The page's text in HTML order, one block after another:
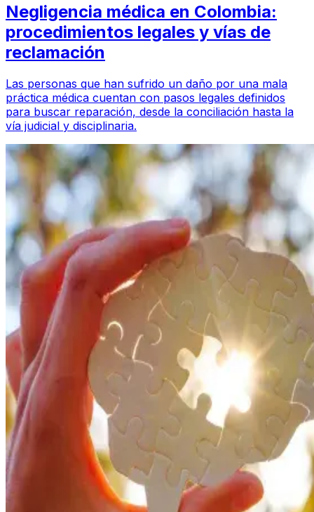
Negligencia médica en Colombia:
procedimientos legales y vías de
reclamación
Las personas que han sufrido un daño por una mala
práctica médica cuentan con pasos legales definidos
para buscar reparación, desde la conciliación hasta la
vía judicial y disciplinaria.